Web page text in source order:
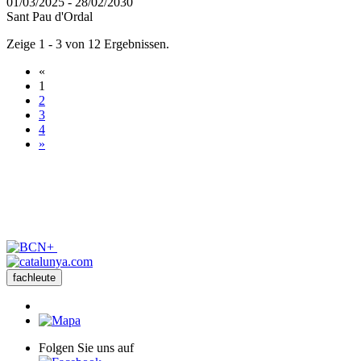
Sant Pau d'Ordal
Zeige 1 - 3 von 12 Ergebnissen.
«
1
2
3
4
»
fachleute
Folgen Sie uns auf